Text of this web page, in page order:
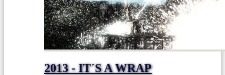
2013 - IT´S A WRAP